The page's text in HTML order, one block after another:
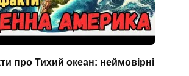
про Тихий океан: неймовірні